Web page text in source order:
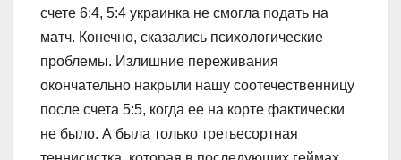
счете 6:4, 5:4 украинка не смогла подать на
матч. Конечно, сказались психологические
проблемы. Излишние переживания
окончательно накрыли нашу соотечественницу
после счета 5:5, когда ее на корте фактически
не было. А была только третьесортная